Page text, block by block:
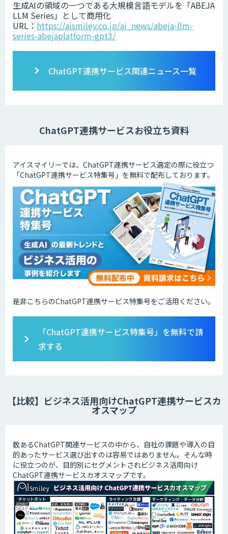
生成AIの領域の一つである大規模言語モデルを「ABEJA
LLM Series」として商用化
URL： https://aismiley.co.jp/ai_news/abeja-llm-
series-abejaplatform-gpt3/
ChatGPT連携サービス関連ニュース一覧
ChatGPT連携サービスお役立ち資料
アイスマイリーでは、ChatGPT連携サービス選定の際に役立つ
「ChatGPT連携サービス特集号」を無料で配布しております。
是非こちらのChatGPT連携サービス特集号をご活用ください。
「ChatGPT連携サービス特集号」を無料で請
求する
【比較】ビジネス活用向けChatGPT連携サービスカ
オスマップ
数あるChatGPT関連サービスの中から、自社の課題や導入の目
的あったサービス選び出すのは容易ではありません。そんな時
に役立つのが、目的別にセグメントされビジネス活用向け
ChatGPT連携サービスカオスマップです。